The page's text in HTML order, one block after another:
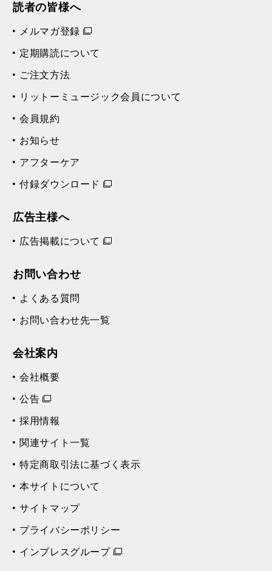
読者の皆様へ
メルマガ登録
定期購読について
ご注文方法
リットーミュージック会員について
会員規約
お知らせ
アフターケア
付録ダウンロード
広告主様へ
広告掲載について
お問い合わせ
よくある質問
お問い合わせ先一覧
会社案内
会社概要
公告
採用情報
関連サイト一覧
特定商取引法に基づく表示
本サイトについて
サイトマップ
プライバシーポリシー
インプレスグループ